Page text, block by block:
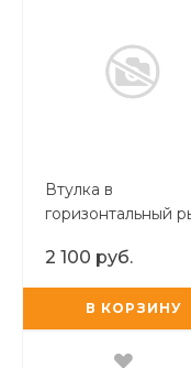
Втулка в
горизонтальный
(соединение с
9R-3700, 9R3700,
9505, 9R950
2 100 руб.
В КОРЗИНУ